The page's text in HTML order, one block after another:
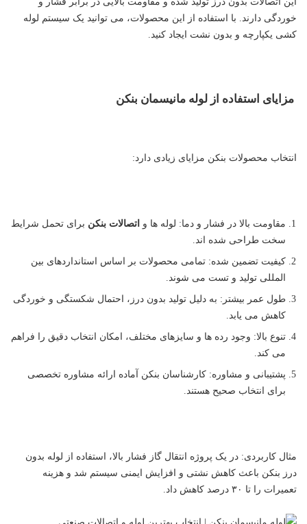
خوردگی دارند. با استفاده از این محصولات، می توانید یک سیستم لوله
کشی یکپارچه و بدون نشت ایجاد کنید.
مزایای استفاده از لوله مانیسمان بنکن
انتخاب محصولات بنکن مزایای زیادی دارد:
مقاومت بالا در فشار و دما: لوله ها و اتصالات بنکن برای تحمل شرایط
سخت طراحی شده اند.
کیفیت تضمین شده: تمامی محصولات بر اساس استانداردهای بین
المللی تولید و تست می شوند.
طول عمر بیشتر: به دلیل تولید بدون درز، احتمال شکستگی و خوردگی
کاهش می یابد.
تنوع بالا: وجود رده ها و سایزهای مختلف، امکان انتخاب دقیق را فراهم
می کند.
پشتیبانی و مشاوره: کارشناسان بنکن آماده ارائه مشاوره تخصصی
برای انتخاب صحیح هستند.
مثال کاربردی: در یک پروژه انتقال گاز فشار بالا، استفاده از لوله بدون
درز بنکن باعث کاهش نشتی و افزایش ایمنی سیستم شد و هزینه
تعمیرات را تا ۳۰ درصد کاهش داد.